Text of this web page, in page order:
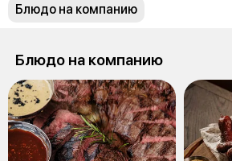
Блюдо на компанию
Блюдо на компанию